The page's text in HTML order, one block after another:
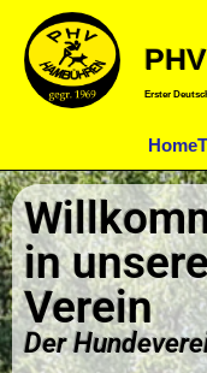
Erster
Home
in
Verein
Der